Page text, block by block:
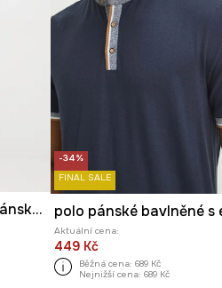
Bavlněné polo tričko pánské s elastanem a vzorem
-34%
FINAL SALE
Aktuální cena:
449 Kč
Běžná cena: 689 Kč
Nejnižší cena: 689 Kč